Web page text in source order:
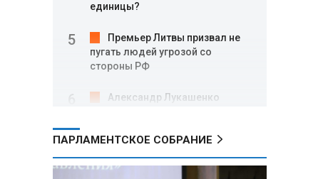
единицы?
Премьер Литвы призвал не
пугать людей угрозой со
стороны РФ
Александр Лукашенко
НАТО
В Белгородской области при
ПАРЛАМЕНТСКОЕ СОБРАНИЕ